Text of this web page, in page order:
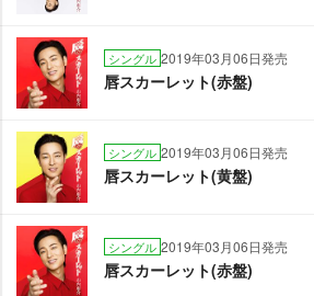
シングル 2019年03月06日発売
唇スカーレット(赤盤)
シングル 2019年03月06日発売
唇スカーレット(黄盤)
シングル 2019年03月06日発売
唇スカーレット(赤盤)